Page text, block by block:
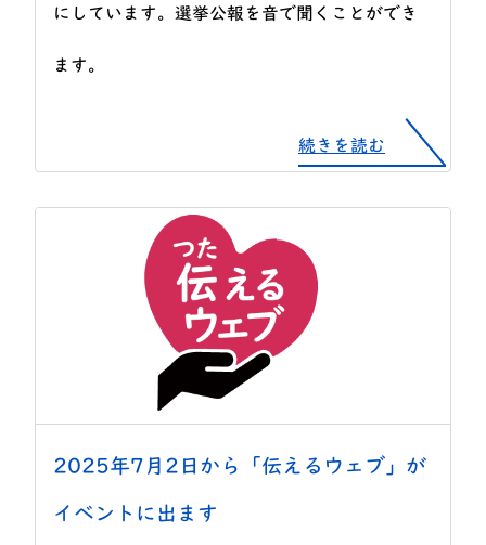
にしています。選挙公報を音で聞くことができ
ます。
続きを読む
2025年7月2日から「伝えるウェブ」が
イベントに出ます